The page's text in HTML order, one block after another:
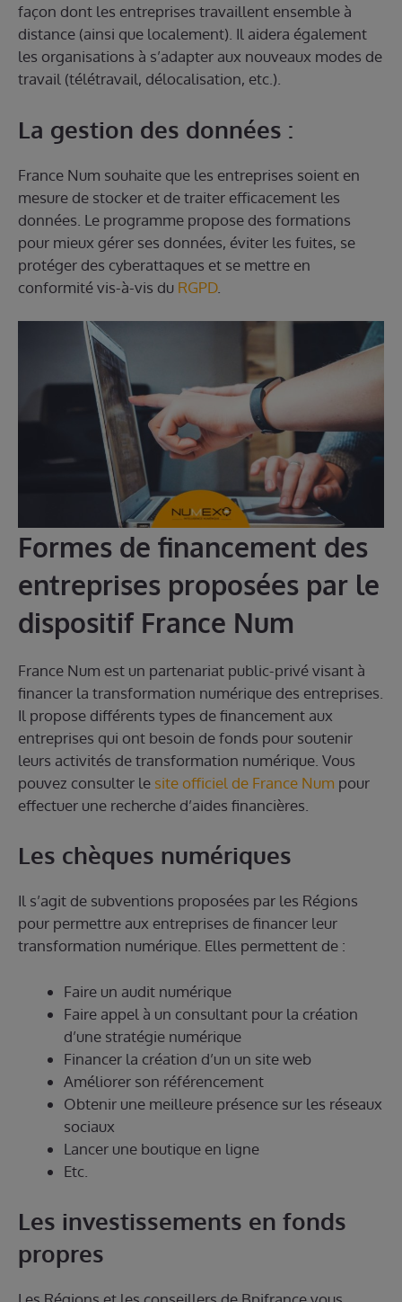
façon dont les entreprises travaillent ensemble à
distance (ainsi que localement). Il aidera également
les organisations à s’adapter aux nouveaux modes de
travail (télétravail, délocalisation, etc.).
La gestion des données :
France Num souhaite que les entreprises soient en
mesure de stocker et de traiter efficacement les
données. Le programme propose des formations
pour mieux gérer ses données, éviter les fuites, se
protéger des cyberattaques et se mettre en
conformité vis-à-vis du RGPD.
Formes de financement des
entreprises proposées par le
dispositif France Num
France Num est un partenariat public-privé visant à
financer la transformation numérique des entreprises.
Il propose différents types de financement aux
entreprises qui ont besoin de fonds pour soutenir
leurs activités de transformation numérique. Vous
pouvez consulter le site officiel de France Num pour
effectuer une recherche d’aides financières.
Les chèques numériques
Il s’agit de subventions proposées par les Régions
pour permettre aux entreprises de financer leur
transformation numérique. Elles permettent de :
Faire un audit numérique
Faire appel à un consultant pour la création
d’une stratégie numérique
Financer la création d’un un site web
Améliorer son référencement
Obtenir une meilleure présence sur les réseaux
sociaux
Lancer une boutique en ligne
Etc.
Les investissements en fonds
propres